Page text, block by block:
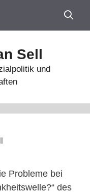
Sell
und
Probleme bei
des